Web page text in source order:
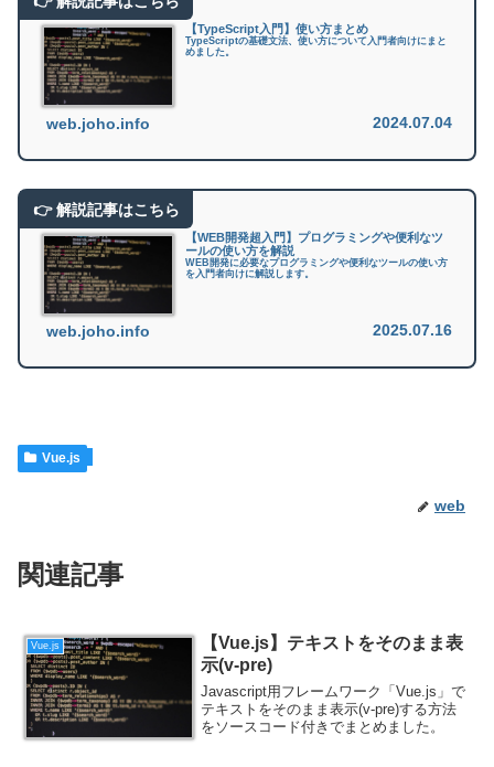
【TypeScript入門】使い方まとめ
TypeScriptの基礎文法、使い方について入門者向けにまと
めました。
web.joho.info 2024.07.04
【WEB開発超入門】プログラミングや便利なツ
ールの使い方を解説
WEB開発に必要なプログラミングや便利なツールの使い方
を入門者向けに解説します。
web.joho.info 2025.07.16
Vue.js
web
関連記事
Vue.js
【Vue.js】テキストをそのまま表
示(v-pre)
Javascript用フレームワーク「Vue.js」で
テキストをそのまま表示(v-pre)する方法
をソースコード付きでまとめました。